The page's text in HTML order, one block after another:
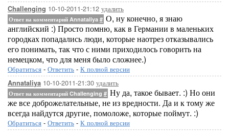
Challenging 10-10-2011-21:12 удалить
Ответ на комментарий Annataliya # О, ну конечно, я знаю
английский :) Просто помню, как в Германии в маленьких
городках попадались люди, которые наотрез отказывались
его понимать, так что с ними приходилось говорить на
немецком, что для меня было сложнее.)
Обратиться - Ответить - К полной версии
Annataliya 10-10-2011-21:30 удалить
Ответ на комментарий Challenging # Ну да, такое бывает. :) Но они
же все доброжелательные, не из вредности. Да и к тому же
всегда найдутся другие, помоложе, которые поймут. :)
Обратиться - Ответить - К полной версии